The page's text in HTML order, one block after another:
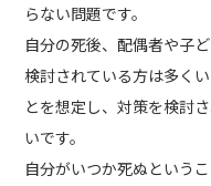
らない問題です。
自分の死後、配偶者や子
検討されている方は多く
とを想定し、対策を検討
いです。
自分がいつか死ぬという